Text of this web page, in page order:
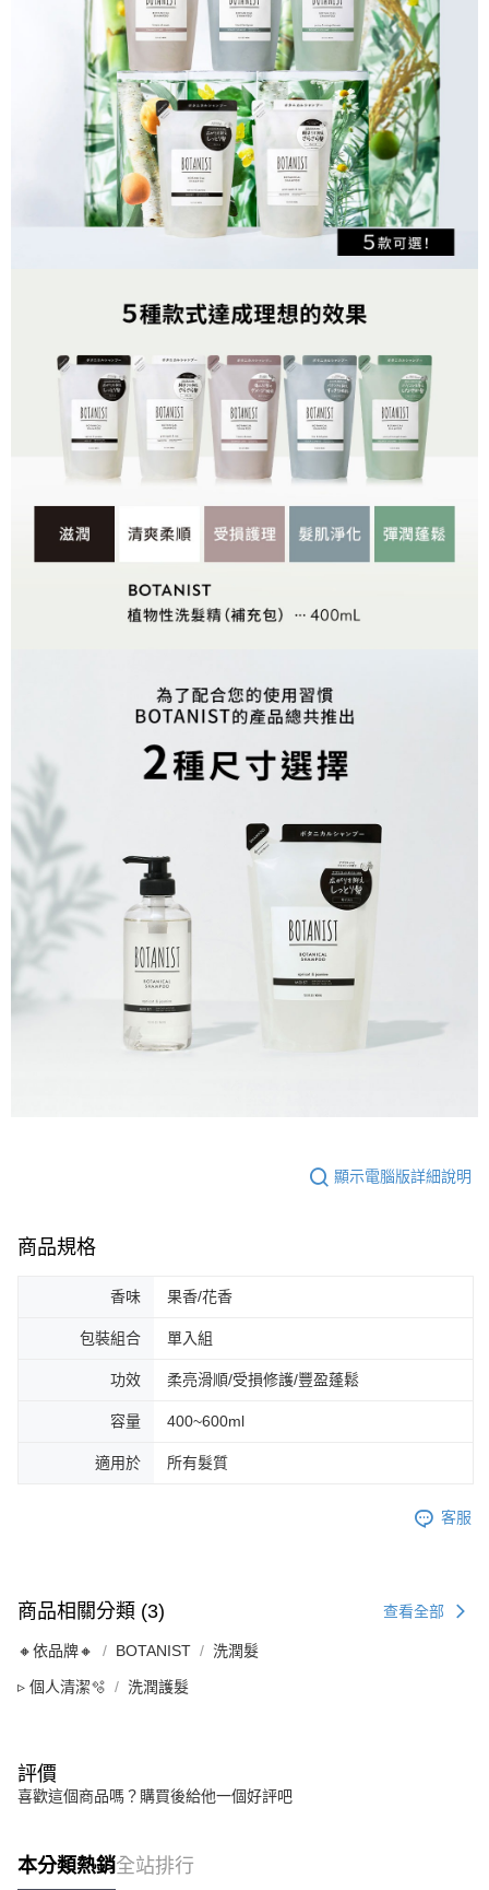
顯示電腦版詳細說明
商品規格
香味 果香/花香
包裝組合 單入組
功效 柔亮滑順/受損修護/豐盈蓬鬆
容量 400~600ml
適用於 所有髮質
客服
商品相關分類 (3) 查看全部
🔸依品牌🔸 BOTANIST 洗潤髮
▹ 個人清潔🫧 洗潤護髮
評價
喜歡這個商品嗎？購買後給他一個好評吧
本分類熱銷全站排行